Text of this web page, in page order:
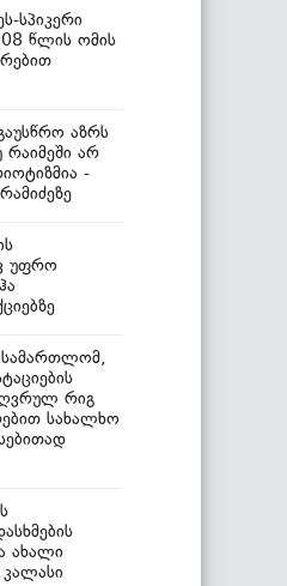
სპიკერი
წლის ომის
აზრს
არ
-
უფრო
რიგ
სახალხო
ახალი
კალასი